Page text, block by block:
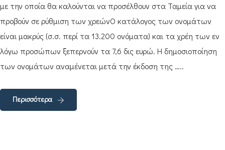
με την οποία θα καλούνται να προσέλθουν στα Ταμεία για να
προβούν σε ρύθμιση των χρεώνΟ κατάλογος των ονομάτων
είναι μακρύς (σ.σ. περί τα 13.200 ονόματα) και τα χρέη των εν
λόγω προσώπων ξεπερνούν τα 7,6 δις ευρώ. Η δημοσιοποίηση
των ονομάτων αναμένεται μετά την έκδοση της …..
Περισσότερα